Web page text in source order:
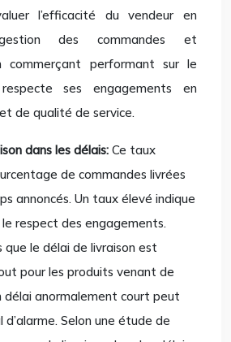
l’efficacité du vendeur en
des commandes et
commerçant performant sur le
ses engagements en
de qualité de service.
dans les délais: Ce taux
de commandes livrées
annoncés. Un taux élevé indique
respect des engagements.
que le délai de livraison est
pour les produits venant de
délai anormalement court peut
d’alarme. Selon une étude de